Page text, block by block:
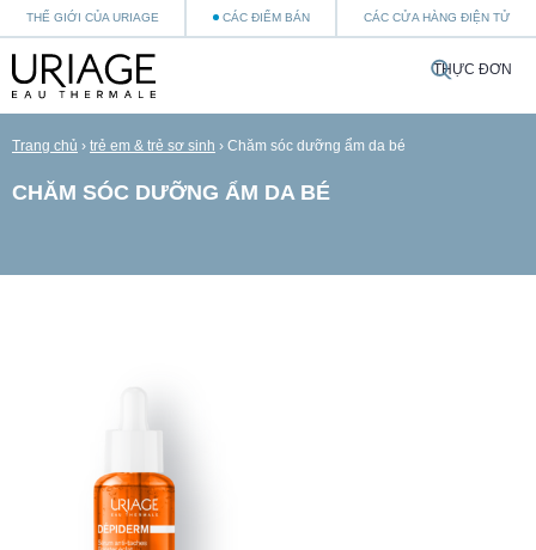
THẾ GIỚI CỦA URIAGE CÁC ĐIỂM BÁN CÁC CỬA HÀNG ĐIỆN TỬ
THỰC ĐƠN
Trang chủ › trẻ em & trẻ sơ sinh › Chăm sóc dưỡng ẩm da bé
CHĂM SÓC DƯỠNG ẨM DA BÉ